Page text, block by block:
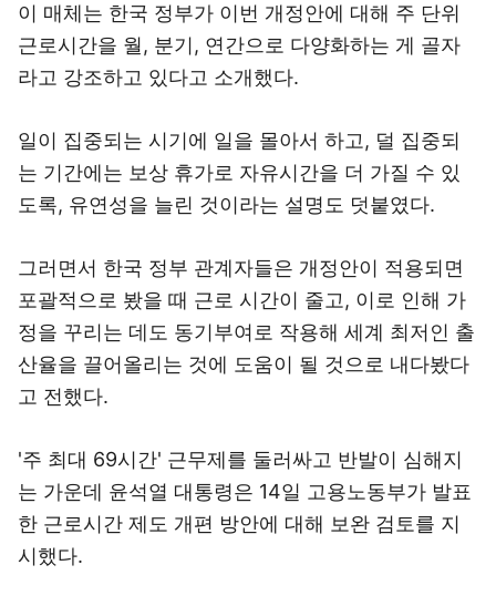
이 매체는 한국 정부가 이번 개정안에 대해 주 단위
근로시간을 월, 분기, 연간으로 다양화하는 게 골자
라고 강조하고 있다고 소개했다.
일이 집중되는 시기에 일을 몰아서 하고, 덜 집중되
는 기간에는 보상 휴가로 자유시간을 더 가질 수 있
도록, 유연성을 늘린 것이라는 설명도 덧붙였다.
그러면서 한국 정부 관계자들은 개정안이 적용되면
포괄적으로 봤을 때 근로 시간이 줄고, 이로 인해 가
정을 꾸리는 데도 동기부여로 작용해 세계 최저인 출
산율을 끌어올리는 것에 도움이 될 것으로 내다봤다
고 전했다.
'주 최대 69시간' 근무제를 둘러싸고 반발이 심해지
는 가운데 윤석열 대통령은 14일 고용노동부가 발표
한 근로시간 제도 개편 방안에 대해 보완 검토를 지
시했다.